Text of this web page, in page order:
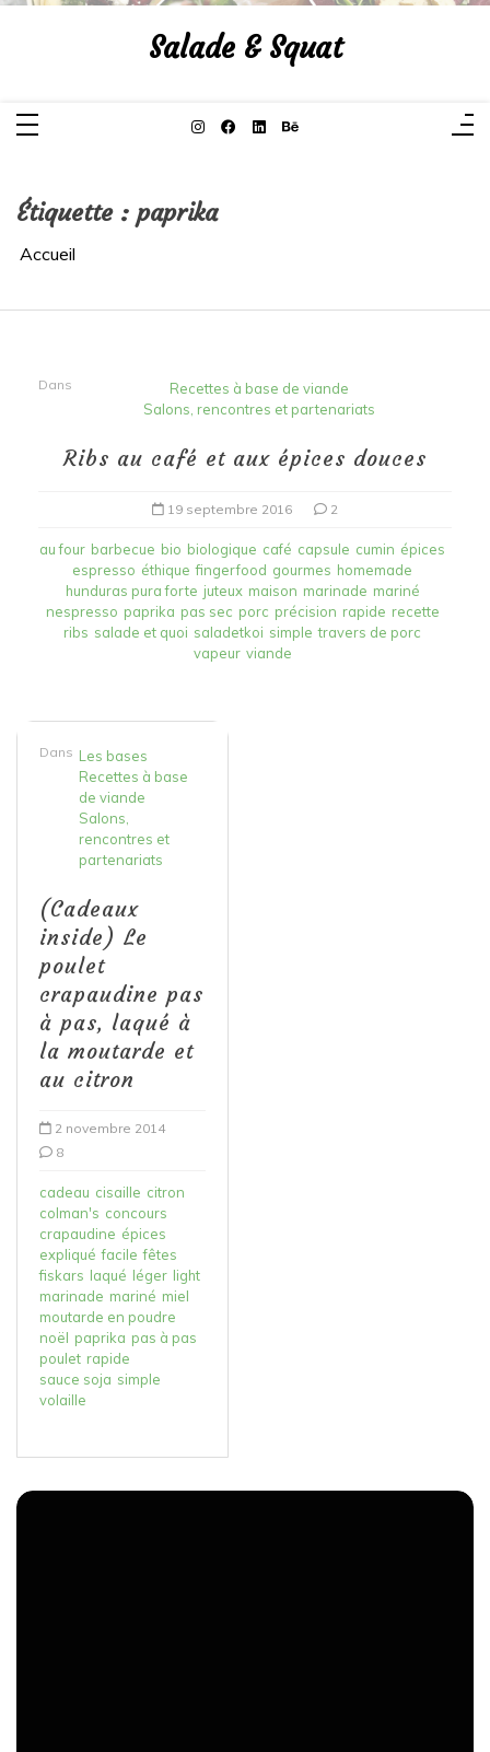
Aller
Salade & Squat
Étiquette : paprika
Accueil
Dans
Recettes à base de viande
Salons, rencontres et partenariats
Ribs au café et aux épices douces
19 septembre 2016 2
au four barbecue bio biologique café capsule cumin épices
espresso éthique fingerfood gourmes homemade
hunduras pura forte juteux maison marinade mariné
nespresso paprika pas sec porc précision rapide recette
ribs salade et quoi saladetkoi simple travers de porc
vapeur viande
Dans Les bases
Recettes à base
de viande
Salons,
rencontres et
partenariats
(Cadeaux
inside) Le
poulet
crapaudine pas
à pas, laqué à
la moutarde et
au citron
2 novembre 2014
8
cadeau cisaille citron
colman's concours
crapaudine épices
expliqué facile fêtes
fiskars laqué léger light
marinade mariné miel
moutarde en poudre
noël paprika pas à pas
poulet rapide
sauce soja simple
volaille